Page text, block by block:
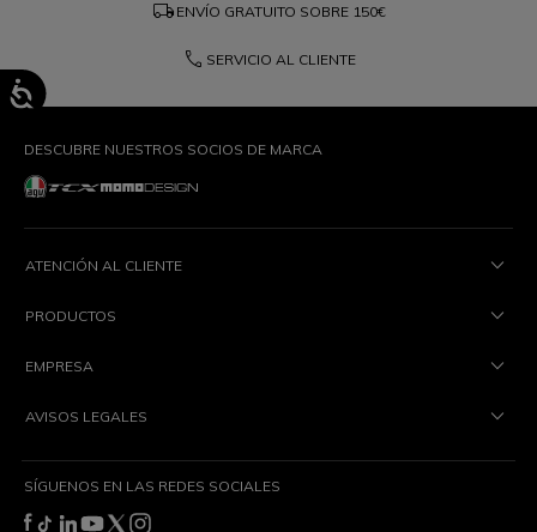
local_shipping ENVÍO GRATUITO SOBRE 150€
phone SERVICIO AL CLIENTE
DESCUBRE NUESTROS SOCIOS DE MARCA
ATENCIÓN AL CLIENTE
PRODUCTOS
EMPRESA
AVISOS LEGALES
SÍGUENOS EN LAS REDES SOCIALES